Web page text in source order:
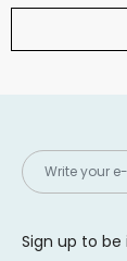
Sign up to